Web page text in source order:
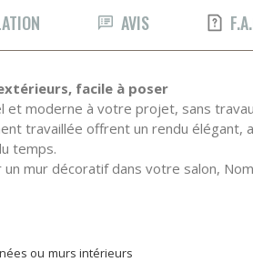
facile à poser
moderne à votre projet, sans
travaillée offrent un rendu élégant,
temps.
mur décoratif dans votre salon,
ou murs intérieurs
AVIS